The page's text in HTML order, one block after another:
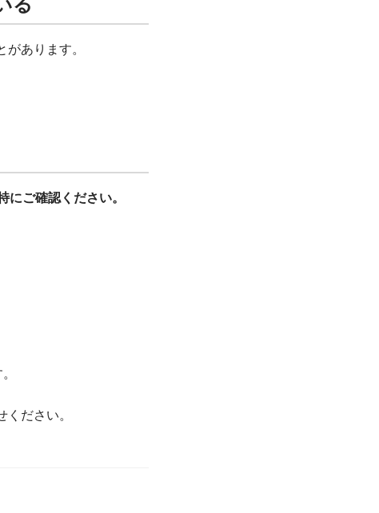
あります。
ご確認ください。
ださい。